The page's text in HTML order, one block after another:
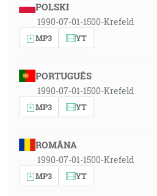
POLSKI
1990-07-01-1500-Krefeld
MP3 YT
PORTUGUÊS
1990-07-01-1500-Krefeld
MP3 YT
ROMÂNA
1990-07-01-1500-Krefeld
MP3 YT